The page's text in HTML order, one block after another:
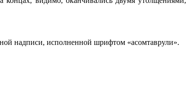
надписи, исполненной шрифтом «асомтаврули».